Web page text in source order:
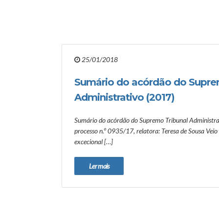
25/01/2018
Sumário do acórdão do
Administrativo (2017)
Sumário do acórdão do Supremo Tribunal
processo n.º 0935/17, relatora: Teresa de Sousa
excecional […]
Ler mais